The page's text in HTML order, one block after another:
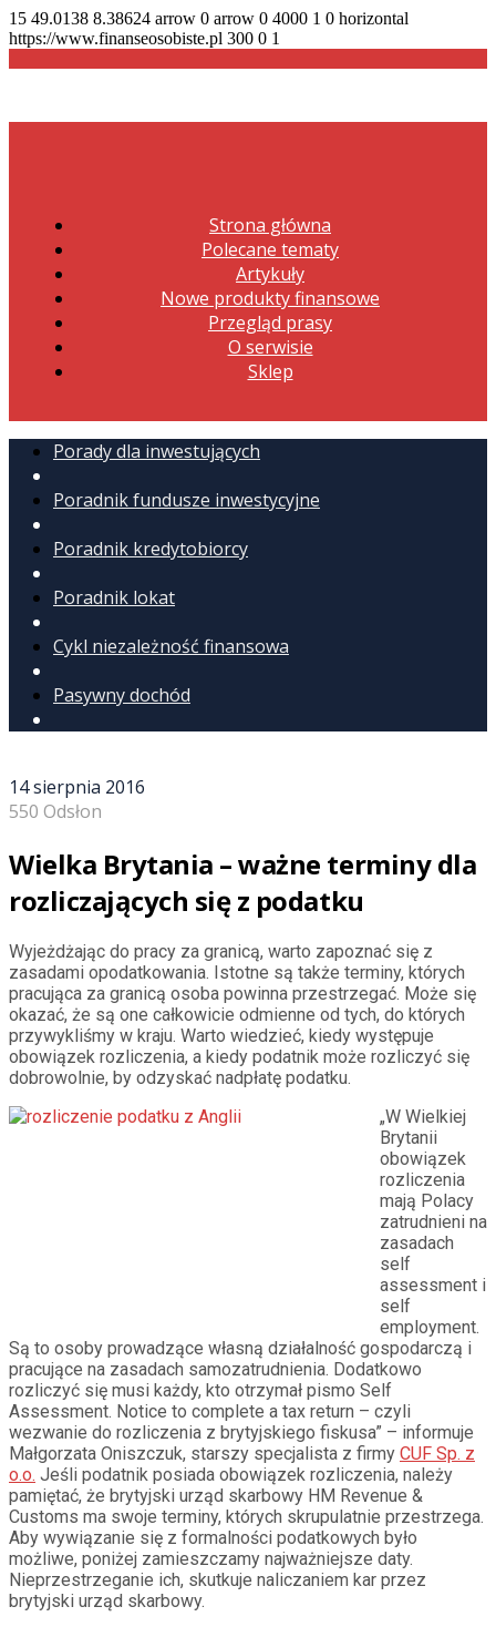
15 49.0138 8.38624 arrow 0 arrow 0 4000 1 0 horizontal
https://www.finanseosobiste.pl 300 0 1
Strona główna
Polecane tematy
Artykuły
Nowe produkty finansowe
Przegląd prasy
O serwisie
Sklep
Porady dla inwestujących
Poradnik fundusze inwestycyjne
Poradnik kredytobiorcy
Poradnik lokat
Cykl niezależność finansowa
Pasywny dochód
14 sierpnia 2016
550 Odsłon
Wielka Brytania – ważne terminy dla
rozliczających się z podatku
Wyjeżdżając do pracy za granicą, warto zapoznać się z
zasadami opodatkowania. Istotne są także terminy, których
pracująca za granicą osoba powinna przestrzegać. Może się
okazać, że są one całkowicie odmienne od tych, do których
przywykliśmy w kraju. Warto wiedzieć, kiedy występuje
obowiązek rozliczenia, a kiedy podatnik może rozliczyć się
dobrowolnie, by odzyskać nadpłatę podatku.
„W Wielkiej
Brytanii
obowiązek
rozliczenia
mają Polacy
zatrudnieni na
zasadach
self
assessment i
self
employment.
Są to osoby prowadzące własną działalność gospodarczą i
pracujące na zasadach samozatrudnienia. Dodatkowo
rozliczyć się musi każdy, kto otrzymał pismo Self
Assessment. Notice to complete a tax return – czyli
wezwanie do rozliczenia z brytyjskiego fiskusa” – informuje
Małgorzata Oniszczuk, starszy specjalista z firmy CUF Sp. z
o.o. Jeśli podatnik posiada obowiązek rozliczenia, należy
pamiętać, że brytyjski urząd skarbowy HM Revenue &
Customs ma swoje terminy, których skrupulatnie przestrzega.
Aby wywiązanie się z formalności podatkowych było
możliwe, poniżej zamieszczamy najważniejsze daty.
Nieprzestrzeganie ich, skutkuje naliczaniem kar przez
brytyjski urząd skarbowy.